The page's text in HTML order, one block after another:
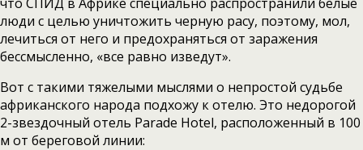
люди с целью уничтожить черную расу, поэтому, мол,
лечиться от него и предохраняться от заражения
бессмысленно, «все равно изведут».
Вот с такими тяжелыми мыслями о непростой судьбе
африканского народа подхожу к отелю. Это недорогой
2-звездочный отель Parade Hotel, расположенный в 100
м от береговой линии: